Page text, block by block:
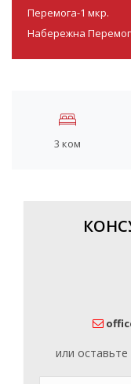
Перемога-1 мкр.
Набережна
3 ком
или